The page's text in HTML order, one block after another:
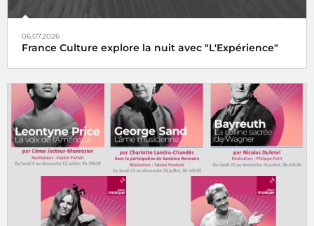
06.07.2026
France Culture explore la nuit avec "L'Expérience"